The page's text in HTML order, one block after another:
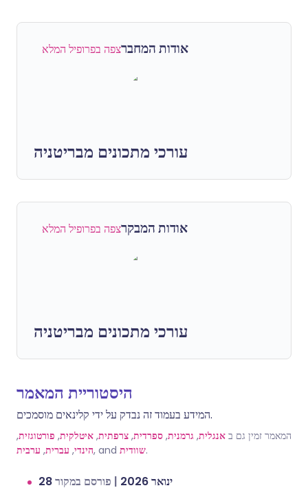
אודות המחברצפה בפרופיל המלא
עורכי מתכונים מבריטניה
אודות המבקרצפה בפרופיל המלא
עורכי מתכונים מבריטניה
היסטוריית המאמר
המידע בעמוד זה נבדק על ידי קלינאים מוסמכים.
המאמר זמין גם ב אנגלית, גרמנית, ספרדית, צרפתית, איטלקית, פורטוגזית,
הינדי, עברית, ערבית , and שוודית.
28 ינואר 2026 | פורסם במקור